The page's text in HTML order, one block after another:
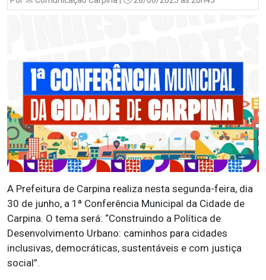
A Prefeitura de Carpina realiza nesta segunda-feira, dia
30 de junho, a 1ª Conferência Municipal da Cidade de
Carpina. O tema será: “Construindo a Política de
Desenvolvimento Urbano: caminhos para cidades
inclusivas, democráticas, sustentáveis e com justiça
social”.